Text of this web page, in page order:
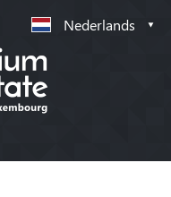
Nederlands